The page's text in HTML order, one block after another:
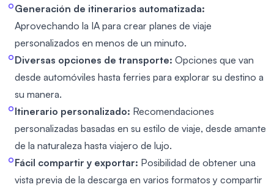
Generación de itinerarios automatizada:
Aprovechando la IA para crear planes de viaje
personalizados en menos de un minuto.
Diversas opciones de transporte: Opciones que van
desde automóviles hasta ferries para explorar su destino a
su manera.
Itinerario personalizado: Recomendaciones
personalizadas basadas en su estilo de viaje, desde amante
de la naturaleza hasta viajero de lujo.
Fácil compartir y exportar: Posibilidad de obtener una
vista previa de la descarga en varios formatos y compartir